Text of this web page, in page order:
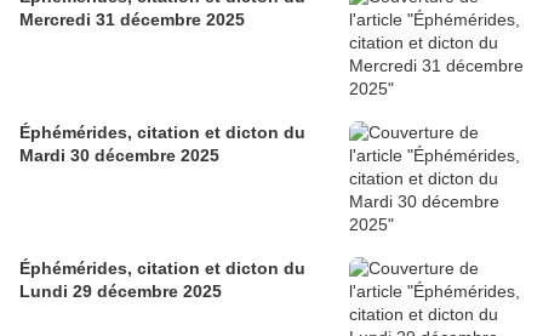
Mercredi 31 décembre 2025
Éphémérides, citation et dicton du
Mardi 30 décembre 2025
Éphémérides, citation et dicton du
Lundi 29 décembre 2025